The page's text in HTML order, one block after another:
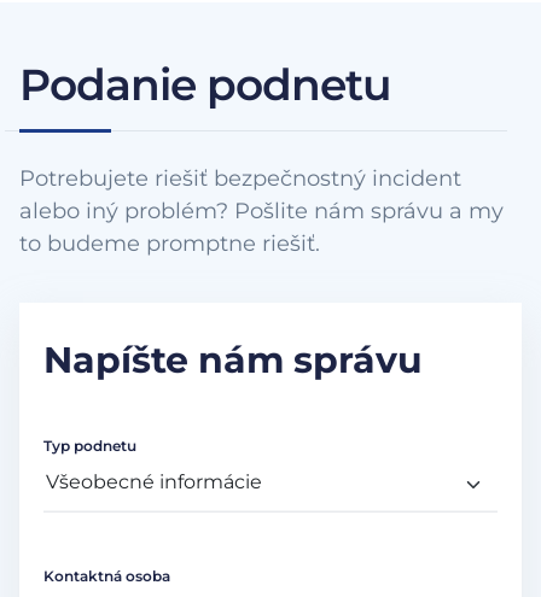
Podanie podnetu
Potrebujete riešiť bezpečnostný incident
alebo iný problém? Pošlite nám správu a my
to budeme promptne riešiť.
Napíšte nám správu
Typ podnetu
Kontaktná osoba